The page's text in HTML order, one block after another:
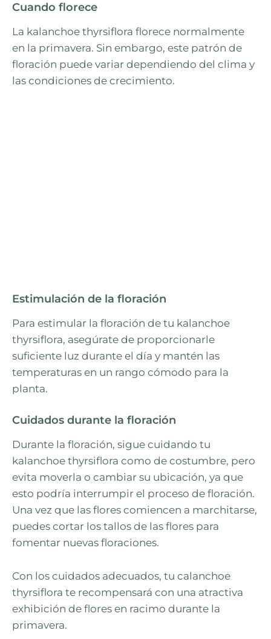
Cuando florece
La kalanchoe thyrsiflora florece normalmente
en la primavera. Sin embargo, este patrón de
floración puede variar dependiendo del clima y
las condiciones de crecimiento.
Estimulación de la floración
Para estimular la floración de tu kalanchoe
thyrsiflora, asegúrate de proporcionarle
suficiente luz durante el día y mantén las
temperaturas en un rango cómodo para la
planta.
Cuidados durante la floración
Durante la floración, sigue cuidando tu
kalanchoe thyrsiflora como de costumbre, pero
evita moverla o cambiar su ubicación, ya que
esto podría interrumpir el proceso de floración.
Una vez que las flores comiencen a marchitarse,
puedes cortar los tallos de las flores para
fomentar nuevas floraciones.
Con los cuidados adecuados, tu calanchoe
thyrsiflora te recompensará con una atractiva
exhibición de flores en racimo durante la
primavera.